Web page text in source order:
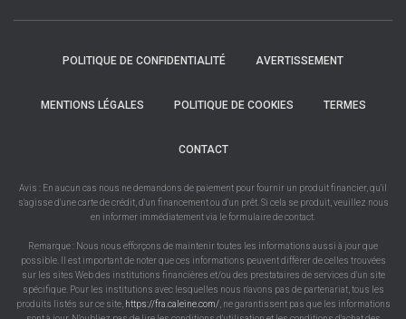
POLITIQUE DE CONFIDENTIALITÉ AVERTISSEMENT
MENTIONS LÉGALES POLITIQUE DE COOKIES TERMES
CONTACT
Avis : En aucun cas nous ne demandons de paiement pour fournir un produit financier, qu'il
s'agisse d'une carte de crédit, d'un financement ou d'un prêt. Si cela se produit, veuillez nous
en informer immédiatement via le formulaire de contact.
Remarque : Nous nous efforçons de maintenir toutes les informations aussi à jour que
possible. Il est important de noter que ces informations peuvent différer de celles trouvées
sur les sites Web des institutions financières et/ou des prestataires de services d'un site
spécifique. Pour les institutions avec lesquelles nous n'avons pas de partenariat, tous les
produits listés sur ce site, https://fra.caleine.com/, ne garantissent pas que les informations